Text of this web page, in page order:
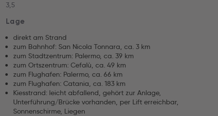
3,5
Lage
direkt am Strand
zum Bahnhof: San Nicola Tonnara, ca. 3 km
zum Stadtzentrum: Palermo, ca. 39 km
zum Ortszentrum: Cefalù, ca. 49 km
zum Flughafen: Palermo, ca. 66 km
zum Flughafen: Catania, ca. 183 km
Kiesstrand: leicht abfallend, gehört zur Anlage,
Unterführung/Brücke vorhanden, per Lift erreichbar,
Sonnenschirme, Liegen